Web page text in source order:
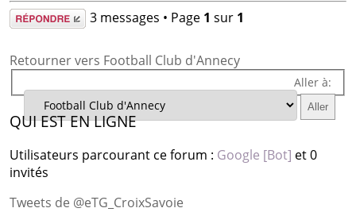
Répondre 3 messages • Page 1 sur 1
Retourner vers Football Club d'Annecy
Aller à:
QUI EST EN LIGNE
Utilisateurs parcourant ce forum : Google [Bot] et 0
invités
Tweets de @eTG_CroixSavoie